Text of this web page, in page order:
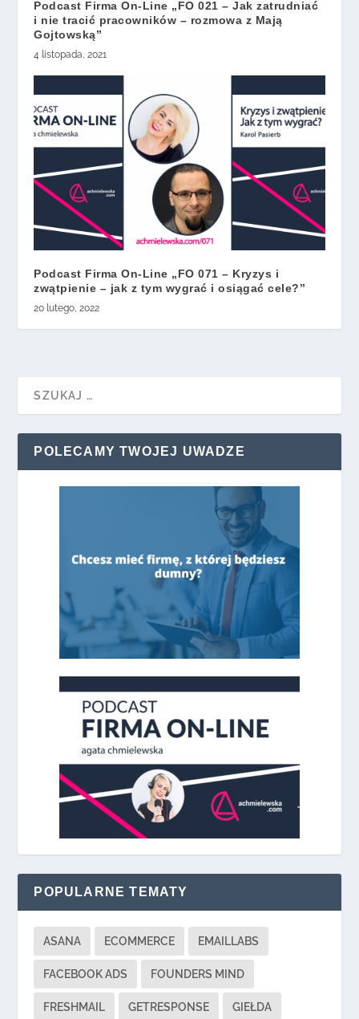
Podcast Firma On-Line „FO 021 – Jak zatrudniać
i nie tracić pracowników – rozmowa z Mają
Gojtowską”
4 listopada, 2021
Podcast Firma On-Line „FO 071 – Kryzys i
zwątpienie – jak z tym wygrać i osiągać cele?”
20 lutego, 2022
POLECAMY TWOJEJ UWADZE
POPULARNE TEMATY
ASANA ECOMMERCE EMAILLABS
FACEBOOK ADS FOUNDERS MIND
FRESHMAIL GETRESPONSE GIEŁDA